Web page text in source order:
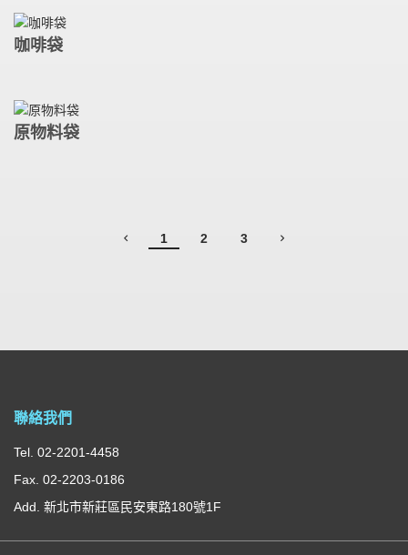
咖啡袋
原物料袋
1 2 3
聯絡我們
Tel. 02-2201-4458
Fax. 02-2203-0186
Add. 新北市新莊區民安東路180號1F